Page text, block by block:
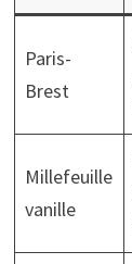
Paris-
Brest
Millefeuille
vanille